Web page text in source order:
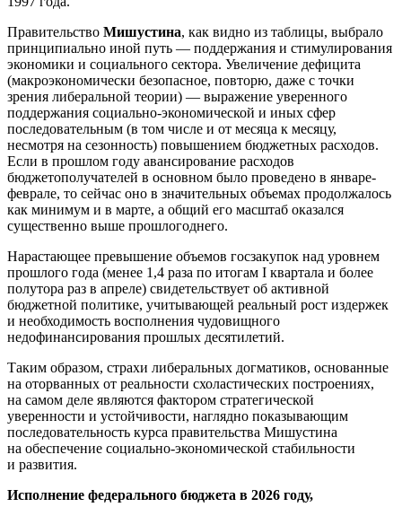
Правительство Мишустина, как видно из таблицы, выбрало
принципиально иной путь — поддержания и стимулирования
экономики и социального сектора. Увеличение дефицита
(макроэкономически безопасное, повторю, даже с точки
зрения либеральной теории) — выражение уверенного
поддержания социально-экономической и иных сфер
последовательным (в том числе и от месяца к месяцу,
несмотря на сезонность) повышением бюджетных расходов.
Если в прошлом году авансирование расходов
бюджетополучателей в основном было проведено в январе-
феврале, то сейчас оно в значительных объемах продолжалось
как минимум и в марте, а общий его масштаб оказался
существенно выше прошлогоднего.
Нарастающее превышение объемов госзакупок над уровнем
прошлого года (менее 1,4 раза по итогам I квартала и более
полутора раз в апреле) свидетельствует об активной
бюджетной политике, учитывающей реальный рост издержек
и необходимость восполнения чудовищного
недофинансирования прошлых десятилетий.
Таким образом, страхи либеральных догматиков, основанные
на оторванных от реальности схоластических построениях,
на самом деле являются фактором стратегической
уверенности и устойчивости, наглядно показывающим
последовательность курса правительства Мишустина
на обеспечение социально-экономической стабильности
и развития.
Исполнение федерального бюджета в 2026 году,